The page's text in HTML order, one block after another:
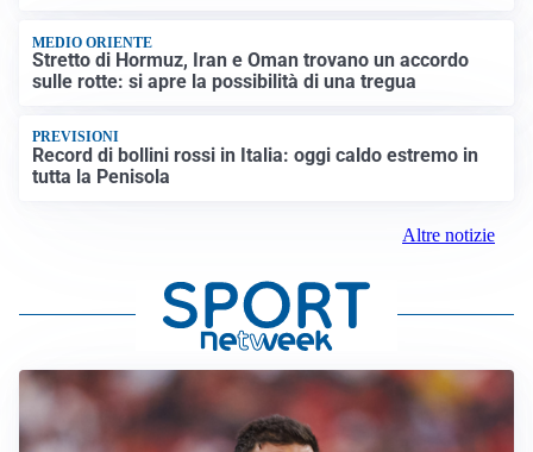
MEDIO ORIENTE
Stretto di Hormuz, Iran e Oman trovano un accordo
sulle rotte: si apre la possibilità di una tregua
PREVISIONI
Record di bollini rossi in Italia: oggi caldo estremo in
tutta la Penisola
Altre notizie